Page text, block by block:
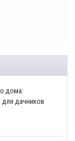
дома:
для дачников